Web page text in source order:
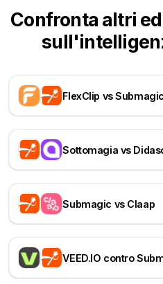
Confronta altri
FlexClip vs Submagic
Sottomagia vs
Submagic vs Claap
VEED.IO contro